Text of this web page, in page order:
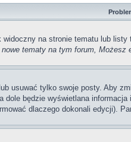
na stronie tematu lub
nowe tematy na tym forum,
usuwać tylko swoje posty. Aby
będzie wyświetlana
dlaczego dokonali edycji).